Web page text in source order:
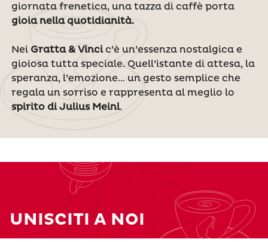
giornata frenetica, una tazza di caffè porta
gioia nella quotidianità.
Nei Gratta & Vincic’è un’essenza nostalgica e
gioiosa tutta speciale. Quell’istante di attesa, la
speranza, l’emozione… un gesto semplice che
regala un sorriso e rappresenta al meglio lo
spirito di Julius Meinl.
UNISCITI A NOI